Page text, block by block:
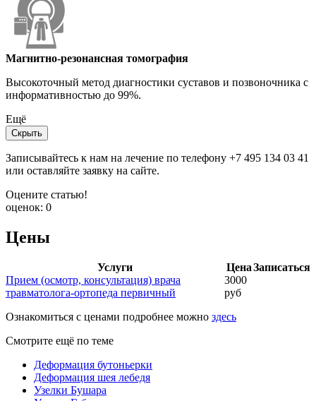
Магнитно-резонансная томография
Высокоточный метод диагностики суставов и позвоночника с
информативностью до 99%.
Ещё
Скрыть
Записывайтесь к нам на лечение по телефону +7 495 134 03 41
или оставляйте заявку на сайте.
Оцените статью!
оценок: 0
Цены
Услуги ЦенаЗаписаться
Прием (осмотр, консультация) врача
травматолога-ортопеда первичный
3000
руб
Ознакомиться с ценами подробнее можно здесь
Смотрите ещё по теме
Деформация бутоньерки
Деформация шея лебедя
Узелки Бушара